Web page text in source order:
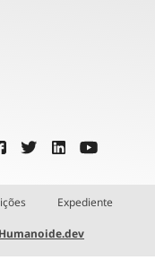
Expediente
Humanoide.dev